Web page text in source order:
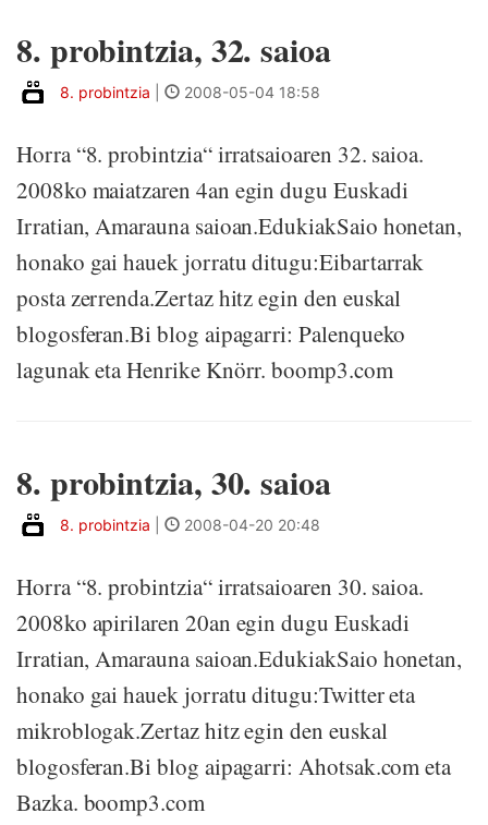
8. probintzia, 32. saioa
8. probintzia 2008-05-04 18:58
Horra “8. probintzia“ irratsaioaren 32. saioa.
2008ko maiatzaren 4an egin dugu Euskadi
Irratian, Amarauna saioan.EdukiakSaio honetan,
honako gai hauek jorratu ditugu:Eibartarrak
posta zerrenda.Zertaz hitz egin den euskal
blogosferan.Bi blog aipagarri: Palenqueko
lagunak eta Henrike Knörr. boomp3.com
8. probintzia, 30. saioa
8. probintzia 2008-04-20 20:48
Horra “8. probintzia“ irratsaioaren 30. saioa.
2008ko apirilaren 20an egin dugu Euskadi
Irratian, Amarauna saioan.EdukiakSaio honetan,
honako gai hauek jorratu ditugu:Twitter eta
mikroblogak.Zertaz hitz egin den euskal
blogosferan.Bi blog aipagarri: Ahotsak.com eta
Bazka. boomp3.com